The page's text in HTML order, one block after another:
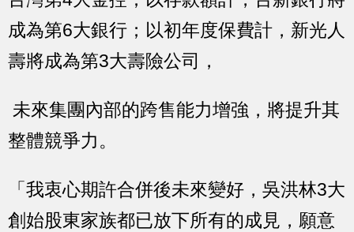
成為第6大銀行；以初年度保費計，新光人
壽將成為第3大壽險公司，
未來集團內部的跨售能力增強，將提升其
整體競爭力。
「我衷心期許合併後未來變好，吳洪林3大
創始股東家族都已放下所有的成見，願意